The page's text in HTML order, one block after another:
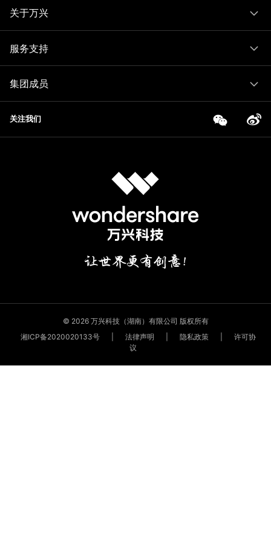
关于万兴
服务支持
集团成员
关注我们
© 2026 万兴科技（湖南）有限公司 版权所有
湘ICP备2020020133号
法律声明 隐私政策
许可协
议